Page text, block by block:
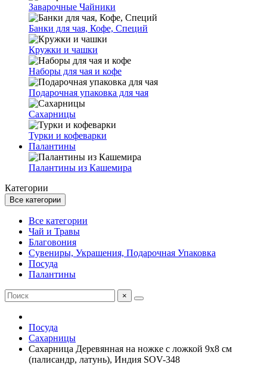
Заварочные Чайники
Банки для чая, Кофе, Специй
Кружки и чашки
Наборы для чая и кофе
Подарочная упаковка для чая
Сахарницы
Турки и кофеварки
Палантины
Палантины из Кашемира
Категории
Все категории
Все категории
Чай и Травы
Благовония
Сувениры, Украшения, Подарочная Упаковка
Посуда
Палантины
×
Посуда
Сахарницы
Сахарница Деревянная на ножке с ложкой 9x8 см
(палисандр, латунь), Индия SOV-348